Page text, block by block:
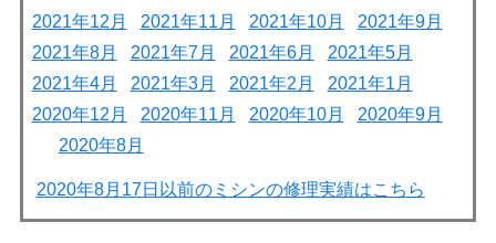
2021年12月 2021年11月 2021年10月
2021年9月
2021年8月
2021年7月 2021年6月
2021年5月
2021年4月
2021年3月 2021年2月
2021年1月
2020年12月
2020年11月 2020年10月
2020年9月
2020年8月
2020年8月17日以前のミシンの修理実績はこちら